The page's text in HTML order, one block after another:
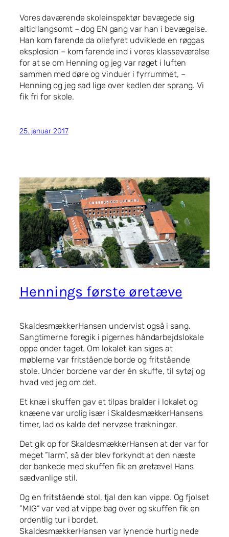
Vores daværende skoleinspektør bevægede sig
altid langsomt – dog EN gang var han i bevægelse.
Han kom farende da oliefyret udviklede en røggas
eksplosion – kom farende ind i vores klasseværelse
for at se om Henning og jeg var røget i luften
sammen med døre og vinduer i fyrrummet, –
Henning og jeg sad lige over kedlen der sprang. Vi
fik fri for skole.
25. januar 2017
Hennings første øretæve
SkaldesmækkerHansen undervist også i sang.
Sangtimerne foregik i pigernes håndarbejdslokale
oppe onder taget. Om lokalet kan siges at
møblerne var fritstående borde og fritstående
stole. Under bordene var der én skuffe, til sytøj og
hvad ved jeg om det.
Et knæ i skuffen gav et tilpas bralder i lokalet og
knæene var urolig især i SkaldesmækkerHansens
timer, lad os kalde det nervøse trækninger.
Det gik op for SkaldesmækkerHansen at der var for
meget ”larm”, så der blev forkyndt at den næste
der bankede med skuffen fik en øretæve! Hans
sædvanlige stil.
Og en fritstående stol, tja! den kan vippe. Og fjolset
”MIG” var ved at vippe bag over og skuffen fik en
ordentlig tur i bordet.
SkaldesmækkerHansen var lynende hurtig nede